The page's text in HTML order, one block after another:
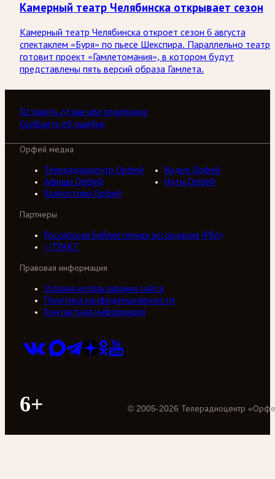
Камерный театр Челябинска открывает сезон
Камерный театр Челябинска откроет сезон 6 августа
спектаклем «Буря» по пьесе Шекспира. Параллельно театр
готовит проект «Гамлетомания», в котором будут
представлены пять версий образа Гамлета.
Оставить отзыв или пожелание
Сообщить об ошибке
Орфей медиа
Телерадиоцентр Орфей
Видео Орфей
Афиша Орфей
Ноты Орфей
Коллективы Орфей
Партнеры
Российская библиотечная ассоциация (РБА)
///ТРАКТ
Правовая информация
Условия использования сайта
Политика конфиденциальности
Контактная информация
6+ © 2005-2026 Телерадиоцентр